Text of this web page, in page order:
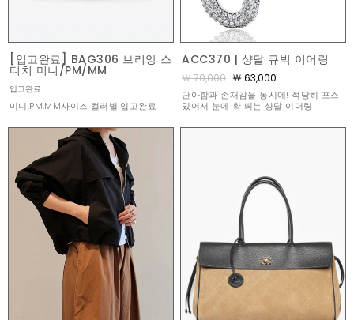
[입고완료] BAG306 브리앙 스
티치 미니/PM/MM
입고완료
미니,PM,MM사이즈 컬러별 입고완료
ACC370 | 샹달 큐빅 이어링
￦ 70,000 ￦ 63,000
단아함과 존재감을 동시에! 적당히 포스
있어서 눈에 확 띄는 샹달 이어링